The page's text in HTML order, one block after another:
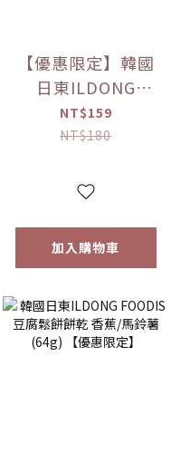
【優惠限定】韓國
日東ILDONG
FOODIS 藜麥威化
餅 牛奶/優格/草莓/
定】
NT$159
NT$180
加入購物車